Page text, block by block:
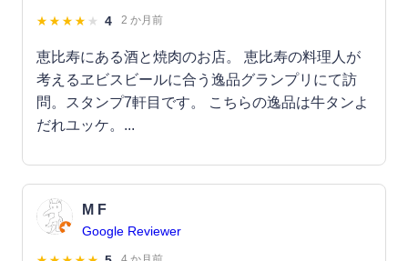
4
2 か月前
恵比寿にある酒と焼肉のお店。 恵比寿の料理人が
考えるヱビスビールに合う逸品グランプリにて訪
問。スタンプ7軒目です。 こちらの逸品は牛タンよ
だれユッケ。...
M F
Google Reviewer